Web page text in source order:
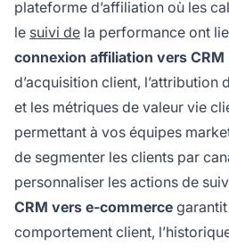
plateforme d’affiliation où les
le suivi de la performance ont
connexion affiliation vers CRM
d’acquisition client, l’attribution
et les métriques de valeur vie
permettant à vos équipes
de segmenter les clients par
personnaliser les actions de
CRM vers e-commerce
comportement client,